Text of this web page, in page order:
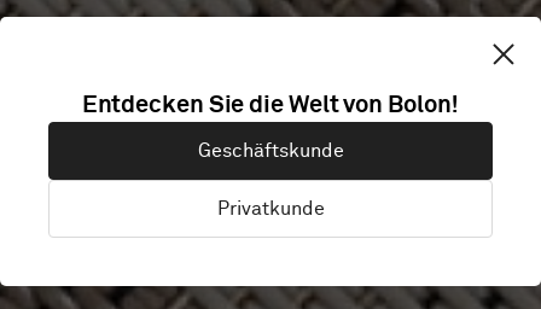
Entdecken Sie die Welt von Bolon!
Geschäftskunde
Privatkunde